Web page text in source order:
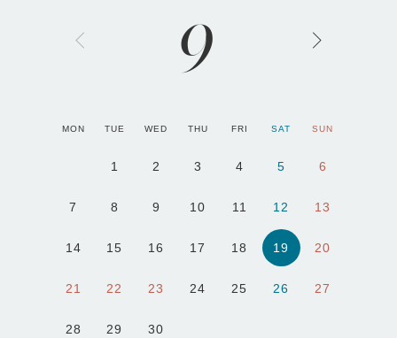
9
MON TUE WED THU FRI SAT SUN
1 2 3 4 5 6
7 8 9 10 11 12 13
14 15 16 17 18 19 20
21 22 23 24 25 26 27
28 29 30